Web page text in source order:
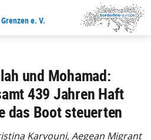
e. V.
Arbeit
und Mohamad:
439 Jahren Haft
das Boot steuerten
Karvouni, Aegean Migrant